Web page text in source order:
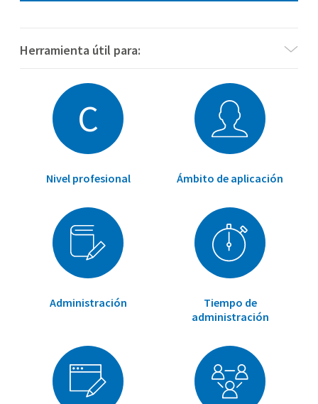
Herramienta útil para:
¿Necesitas materiales para WAIS-IV (Versión española) de
Pearson Assessments?
Ver materiales WAIS-IV Versión española
C
Nivel profesional Ámbito de aplicación
Administración
Tiempo de
administración